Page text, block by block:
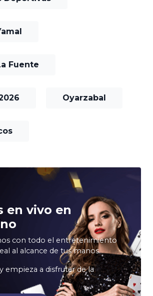
Fuente
Oyarzabal
en vivo en
con todo el entretenimiento
al alcance de tus manos.
empieza a disfrutar de la